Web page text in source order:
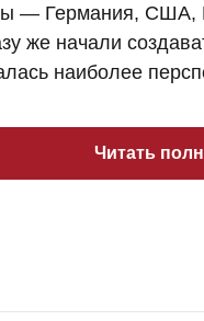
— Германия, США,
же начали
наиболее
Читать